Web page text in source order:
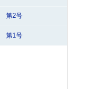
第2号
第1号